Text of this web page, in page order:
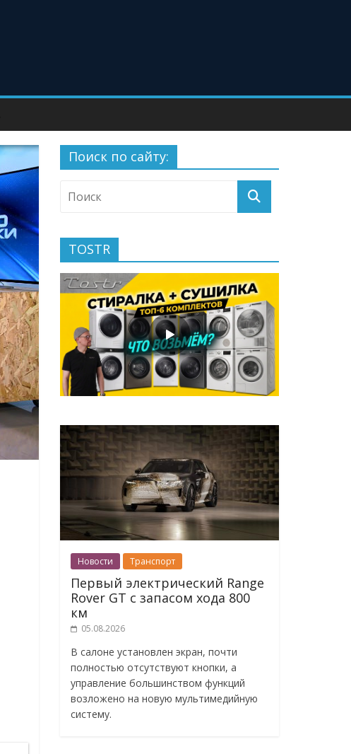
Поиск по сайту:
TOSTR
Новости Транспорт
Первый электрический Range
Rover GT с запасом хода 800
км
05.08.2026
В салоне установлен экран, почти
полностью отсутствуют кнопки, а
управление большинством функций
возложено на новую мультимедийную
систему.